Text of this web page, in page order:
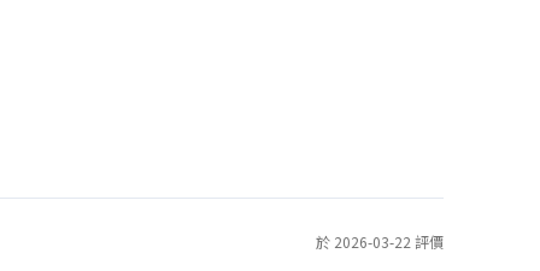
於 2026-03-22 評價